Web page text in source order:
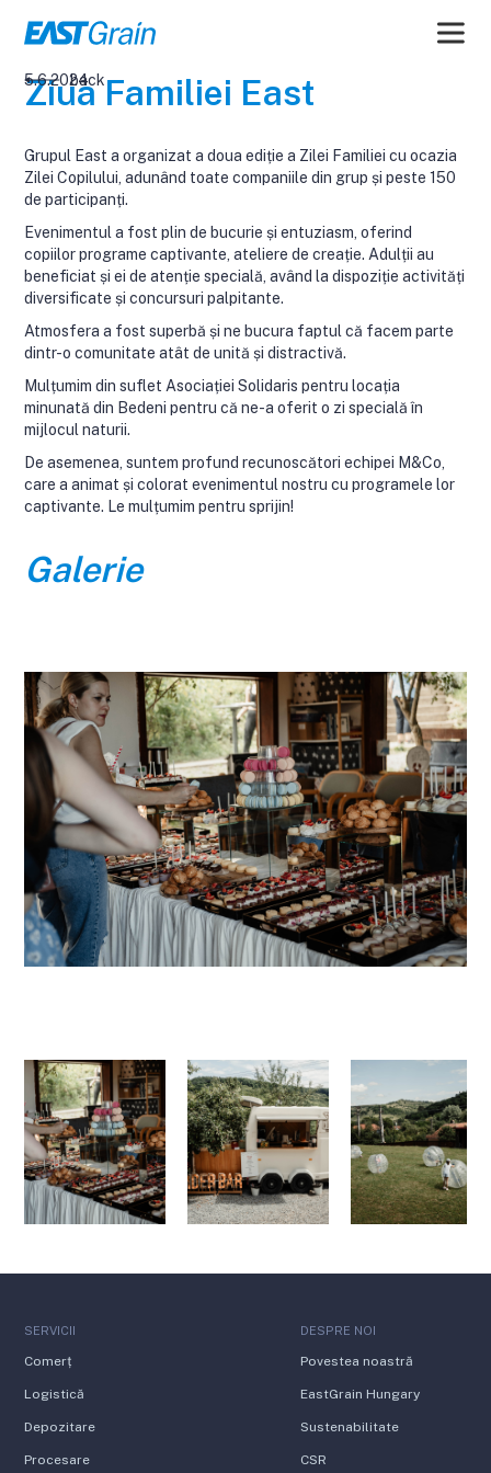
back
Ziua Familiei East
5.6.2024
Grupul East a organizat a doua ediție a Zilei Familiei cu ocazia
Zilei Copilului, adunând toate companiile din grup și peste 150
de participanți.
Evenimentul a fost plin de bucurie și entuziasm, oferind
copiilor programe captivante, ateliere de creație. Adulții au
beneficiat și ei de atenție specială, având la dispoziție activități
diversificate și concursuri palpitante.
Atmosfera a fost superbă și ne bucura faptul că facem parte
dintr-o comunitate atât de unită și distractivă.
Mulțumim din suflet Asociației Solidaris pentru locația
minunată din Bedeni pentru că ne-a oferit o zi specială în
mijlocul naturii.
De asemenea, suntem profund recunoscători echipei M&Co,
care a animat și colorat evenimentul nostru cu programele lor
captivante. Le mulțumim pentru sprijin!
Galerie
SERVICII
Comerț
Logistică
Depozitare
Procesare
DESPRE NOI
Povestea noastră
EastGrain Hungary
Sustenabilitate
CSR